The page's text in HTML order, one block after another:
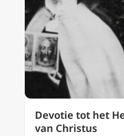
Devotie tot het
van Christus